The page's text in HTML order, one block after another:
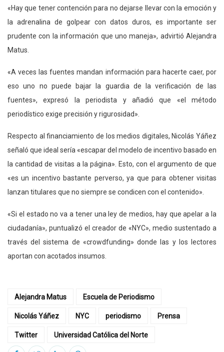
«Hay que tener contención para no dejarse llevar con la emoción y
la adrenalina de golpear con datos duros, es importante ser
prudente con la información que uno maneja», advirtió Alejandra
Matus.
«A veces las fuentes mandan información para hacerte caer, por
eso uno no puede bajar la guardia de la verificación de las
fuentes», expresó la periodista y añadió que «el método
periodístico exige precisión y rigurosidad».
Respecto al financiamiento de los medios digitales, Nicolás Yáñez
señaló que ideal sería «escapar del modelo de incentivo basado en
la cantidad de visitas a la página». Esto, con el argumento de que
«es un incentivo bastante perverso, ya que para obtener visitas
lanzan titulares que no siempre se condicen con el contenido».
«Si el estado no va a tener una ley de medios, hay que apelar a la
ciudadanía», puntualizó el creador de «NYC», medio sustentado a
través del sistema de «crowdfunding» donde las y los lectores
aportan con acotados insumos.
Alejandra Matus Escuela de Periodismo
Nicolás Yáñez NYC periodismo Prensa
Twitter Universidad Católica del Norte